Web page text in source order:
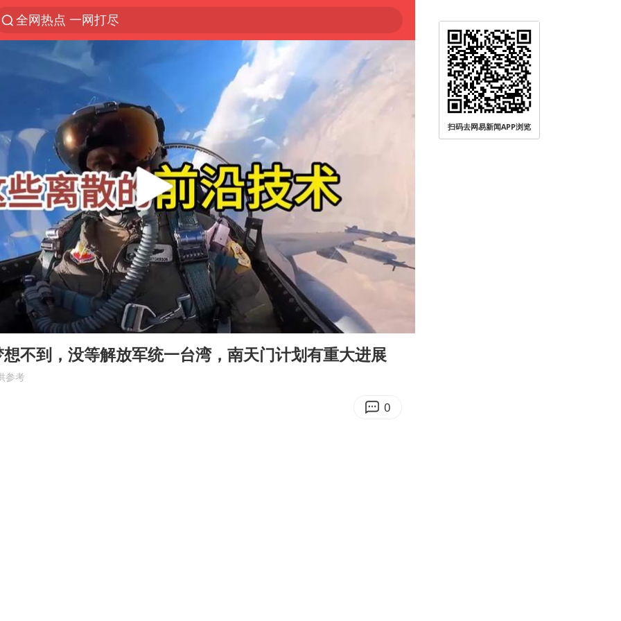
全网热点 一网打尽
09:35
不到，没等解放军统一台湾，南天门计划有重大进展
参考
0
扫码去网易新闻APP浏览